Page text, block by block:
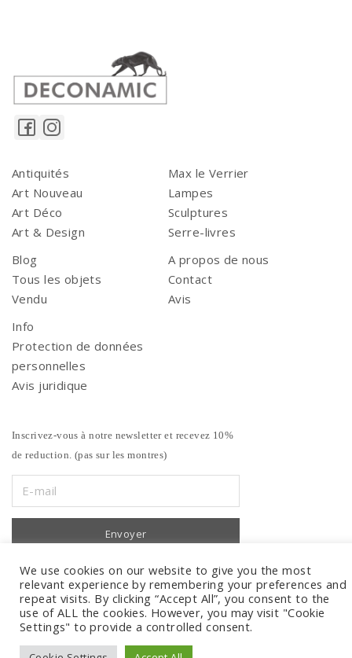
Antiquités
Art Nouveau
Art Déco
Art & Design
Max le Verrier
Lampes
Sculptures
Serre-livres
Blog
Tous les objets
Vendu
A propos de nous
Contact
Avis
Info
Protection de données
personnelles
Avis juridique
Inscrivez-vous à notre newsletter et recevez 10%
de reduction. (pas sur les montres)
We use cookies on our website to give you the most
relevant experience by remembering your preferences and
repeat visits. By clicking “Accept All”, you consent to the
use of ALL the cookies. However, you may visit "Cookie
Settings" to provide a controlled consent.